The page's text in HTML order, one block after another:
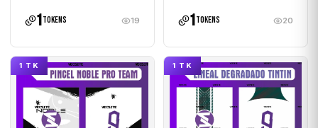
1tokens 19 1tokens 20
1 TK 1 TK